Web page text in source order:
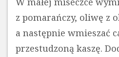
z pomarańczy, oliwę z
a następnie wmieszać
przestudzoną kaszę.